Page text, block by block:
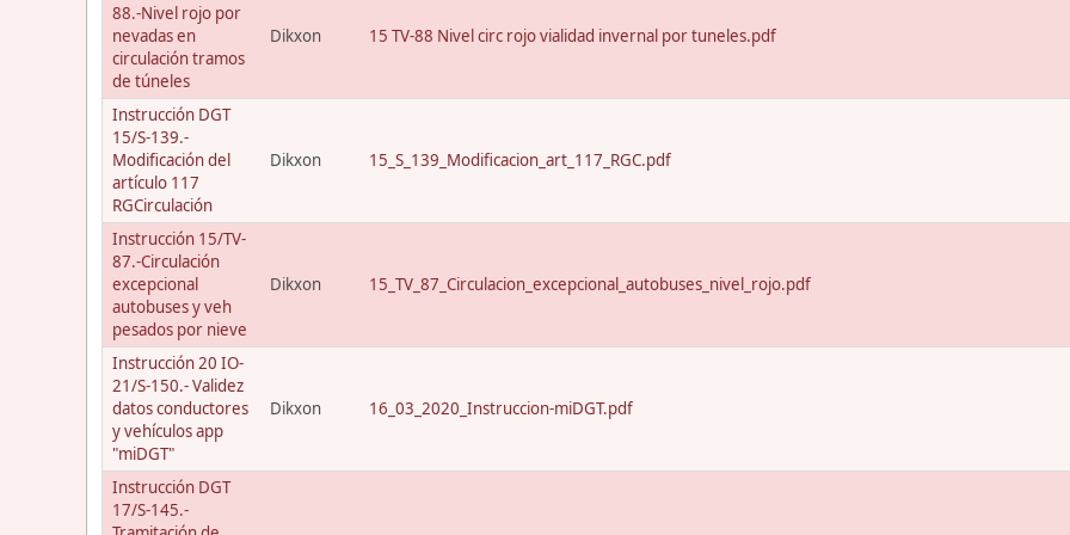
88.-Nivel rojo por
nevadas en
circulación tramos
de túneles
Dikxon 15 TV-88 Nivel circ rojo vialidad invernal por tuneles.pdf
Instrucción DGT
15/S-139.-
Modificación del
artículo 117
RGCirculación
Dikxon 15_S_139_Modificacion_art_117_RGC.pdf
Instrucción 15/TV-
87.-Circulación
excepcional
autobuses y veh
pesados por nieve
Dikxon 15_TV_87_Circulacion_excepcional_autobuses_nivel_rojo.pdf
Instrucción 20 IO-
21/S-150.- Validez
datos conductores
y vehículos app
"miDGT"
Dikxon 16_03_2020_Instruccion-miDGT.pdf
Instrucción DGT
17/S-145.-